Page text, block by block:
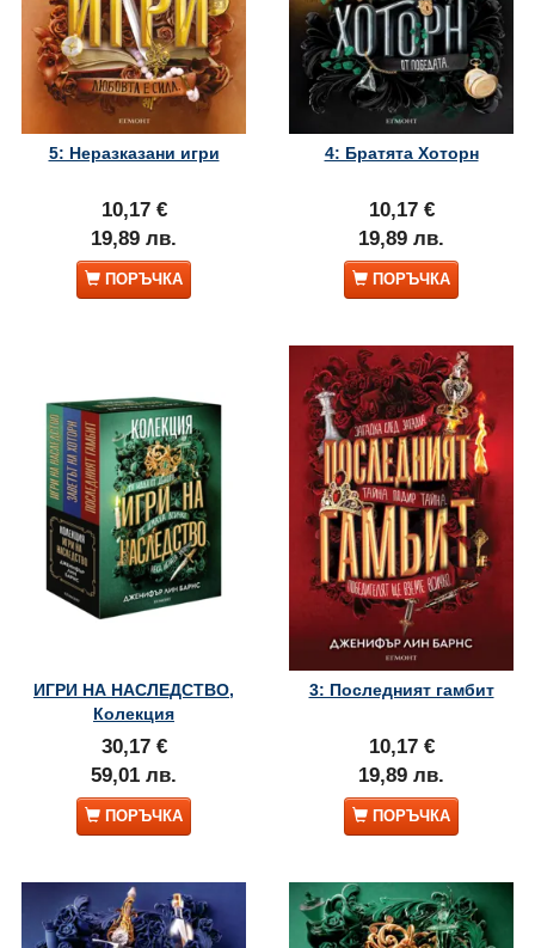
5: Неразказани игри
10,17 €
19,89 лв.
ПОРЪЧКА
4: Братята Хоторн
10,17 €
19,89 лв.
ПОРЪЧКА
ИГРИ НА НАСЛЕДСТВО,
Колекция
30,17 €
59,01 лв.
ПОРЪЧКА
3: Последният гамбит
10,17 €
19,89 лв.
ПОРЪЧКА